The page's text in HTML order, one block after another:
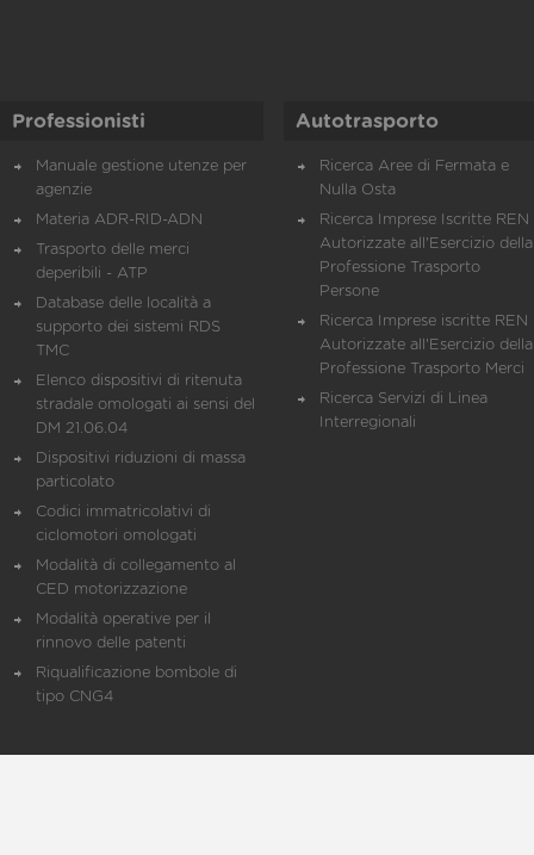
Professionisti
Manuale gestione utenze per
agenzie
Materia ADR-RID-ADN
Trasporto delle merci
deperibili - ATP
Database delle località a
supporto dei sistemi RDS
TMC
Elenco dispositivi di ritenuta
stradale omologati ai sensi del
DM 21.06.04
Dispositivi riduzioni di massa
particolato
Codici immatricolativi di
ciclomotori omologati
Modalità di collegamento al
CED motorizzazione
Modalità operative per il
rinnovo delle patenti
Riqualificazione bombole di
tipo CNG4
Autotrasporto
Ricerca Aree di Fermata e
Nulla Osta
Ricerca Imprese Iscritte REN
Autorizzate all'Esercizio della
Professione Trasporto
Persone
Ricerca Imprese iscritte REN
Autorizzate all'Esercizio della
Professione Trasporto Merci
Ricerca Servizi di Linea
Interregionali